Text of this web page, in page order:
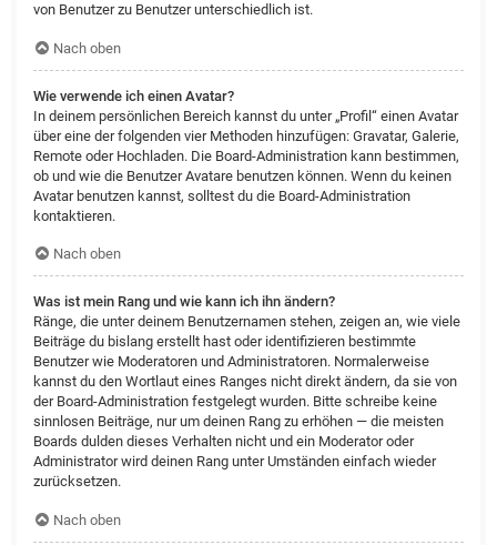
von Benutzer zu Benutzer unterschiedlich ist.
Nach oben
Wie verwende ich einen Avatar?
In deinem persönlichen Bereich kannst du unter „Profil“ einen Avatar
über eine der folgenden vier Methoden hinzufügen: Gravatar, Galerie,
Remote oder Hochladen. Die Board-Administration kann bestimmen,
ob und wie die Benutzer Avatare benutzen können. Wenn du keinen
Avatar benutzen kannst, solltest du die Board-Administration
kontaktieren.
Nach oben
Was ist mein Rang und wie kann ich ihn ändern?
Ränge, die unter deinem Benutzernamen stehen, zeigen an, wie viele
Beiträge du bislang erstellt hast oder identifizieren bestimmte
Benutzer wie Moderatoren und Administratoren. Normalerweise
kannst du den Wortlaut eines Ranges nicht direkt ändern, da sie von
der Board-Administration festgelegt wurden. Bitte schreibe keine
sinnlosen Beiträge, nur um deinen Rang zu erhöhen — die meisten
Boards dulden dieses Verhalten nicht und ein Moderator oder
Administrator wird deinen Rang unter Umständen einfach wieder
zurücksetzen.
Nach oben